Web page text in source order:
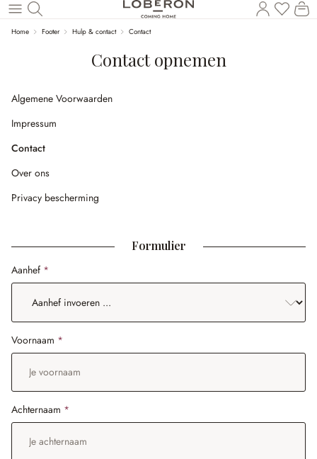
Naar de hoofdinhoud
U
Home Footer Hulp & contact Contact
Contact opnemen
Algemene Voorwaarden
Impressum
Contact
Over ons
Privacy bescherming
Formulier
Aanhef *
Voornaam *
Achternaam *